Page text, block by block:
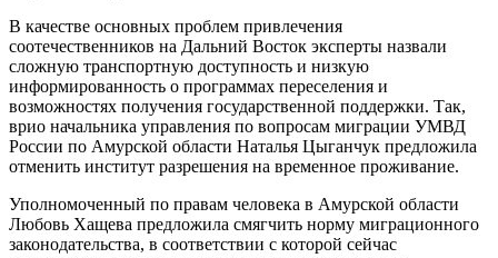
В качестве основных проблем привлечения
соотечественников на Дальний Восток эксперты назвали
сложную транспортную доступность и низкую
информированность о программах переселения и
возможностях получения государственной поддержки. Так,
врио начальника управления по вопросам миграции УМВД
России по Амурской области Наталья Цыганчук предложила
отменить институт разрешения на временное проживание.
Уполномоченный по правам человека в Амурской области
Любовь Хащева предложила смягчить норму миграционного
законодательства, в соответствии с которой сейчас